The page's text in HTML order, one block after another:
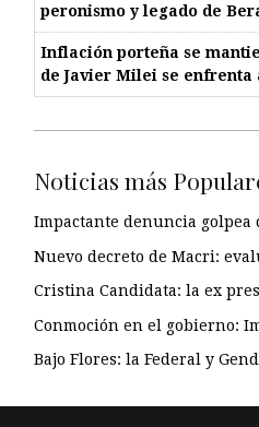
peronismo y legado de
Inflación porteña se
de Javier Milei se enfrenta
Noticias más
Impactante denuncia golpea
Nuevo decreto de Macri:
Cristina Candidata: la ex
Conmoción en el gobierno:
Bajo Flores: la Federal y